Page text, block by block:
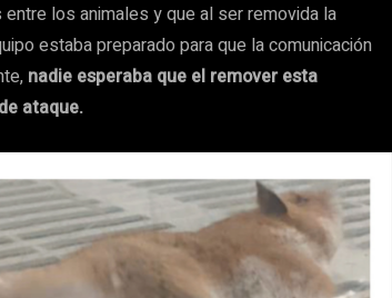
los animales y que al ser removida la
estaba preparado para que la comunicación
nadie esperaba que el remover esta
ataque.